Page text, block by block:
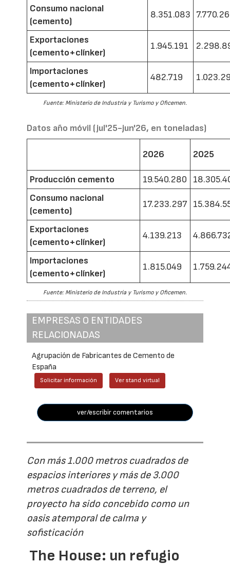
Consumo nacional
(cemento)
8.351.083
Exportaciones
(cemento+clínker)
1.945.191
Importaciones
(cemento+clínker)
482.719
Fuente: Ministerio de Industria y Turismo y Oficemen.
Datos año móvil (jul'25-jun'26, en toneladas)
2026 2025
Producción cemento 19.540.280
Consumo nacional
(cemento)
17.233.297
Exportaciones
(cemento+clínker)
4.139.213
Importaciones
(cemento+clínker)
1.815.049
Fuente: Ministerio de Industria y Turismo y Oficemen.
EMPRESAS O ENTIDADES
RELACIONADAS
Agrupación de Fabricantes de Cemento de
España
Solicitar información Ver stand virtual
ver/escribir comentarios
Con más 1.000 metros cuadrados de
espacios interiores y más de 3.000
metros cuadrados de terreno, el
proyecto ha sido concebido como un
oasis atemporal de calma y
sofisticación
The House: un refugio